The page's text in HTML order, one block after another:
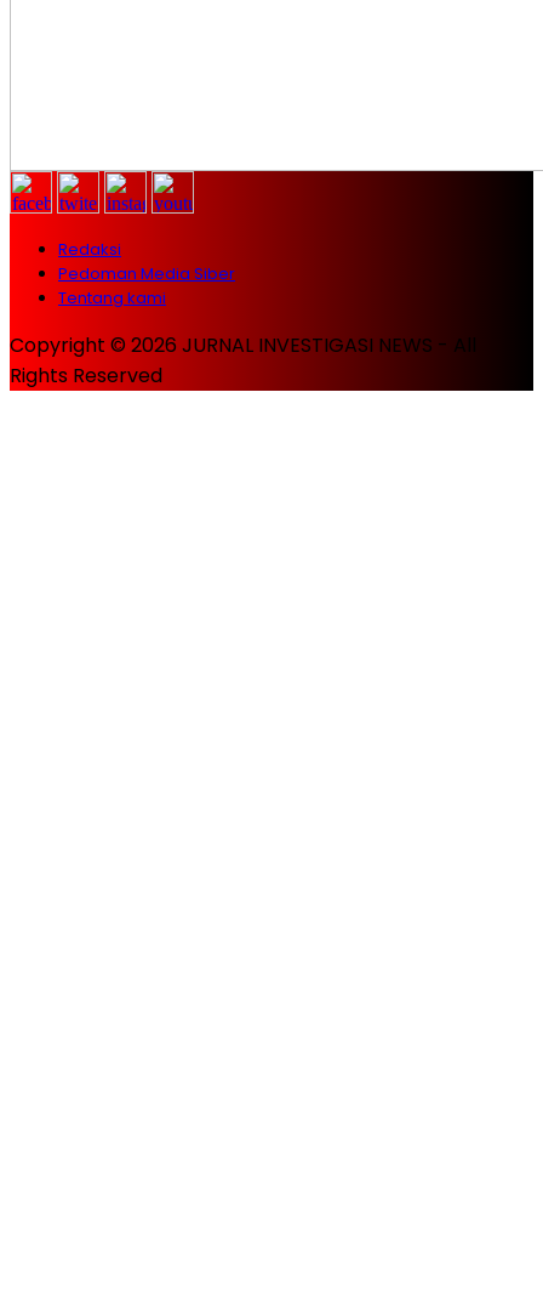
Redaksi
Pedoman Media Siber
Tentang kami
Copyright © 2026 JURNAL INVESTIGASI NEWS - All
Rights Reserved